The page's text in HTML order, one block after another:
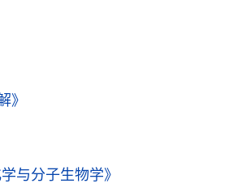
》
学与分子生物学》